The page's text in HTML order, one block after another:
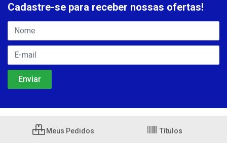
Cadastre-se para receber nossas ofertas!
Meus Pedidos Títulos